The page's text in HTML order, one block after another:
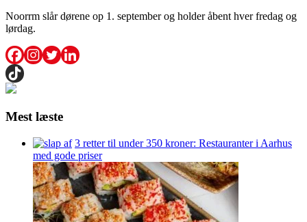
Noorrm slår dørene op 1. september og holder åbent hver fredag og
lørdag.
Mest læste
3 retter til under 350 kroner: Restauranter i Aarhus
med gode priser